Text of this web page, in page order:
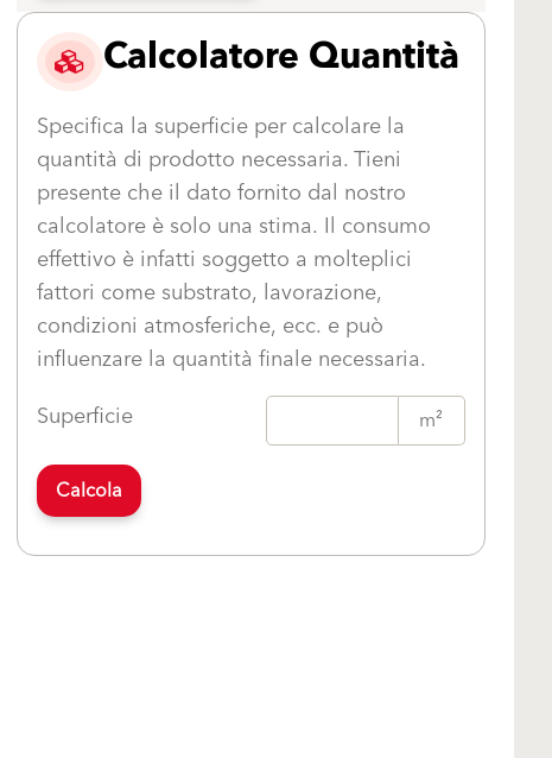
Calcolatore Quantità
Specifica la superficie per calcolare la
quantità di prodotto necessaria. Tieni
presente che il dato fornito dal nostro
calcolatore è solo una stima. Il consumo
effettivo è infatti soggetto a molteplici
fattori come substrato, lavorazione,
condizioni atmosferiche, ecc. e può
influenzare la quantità finale necessaria.
Superficie
m²
Calcola